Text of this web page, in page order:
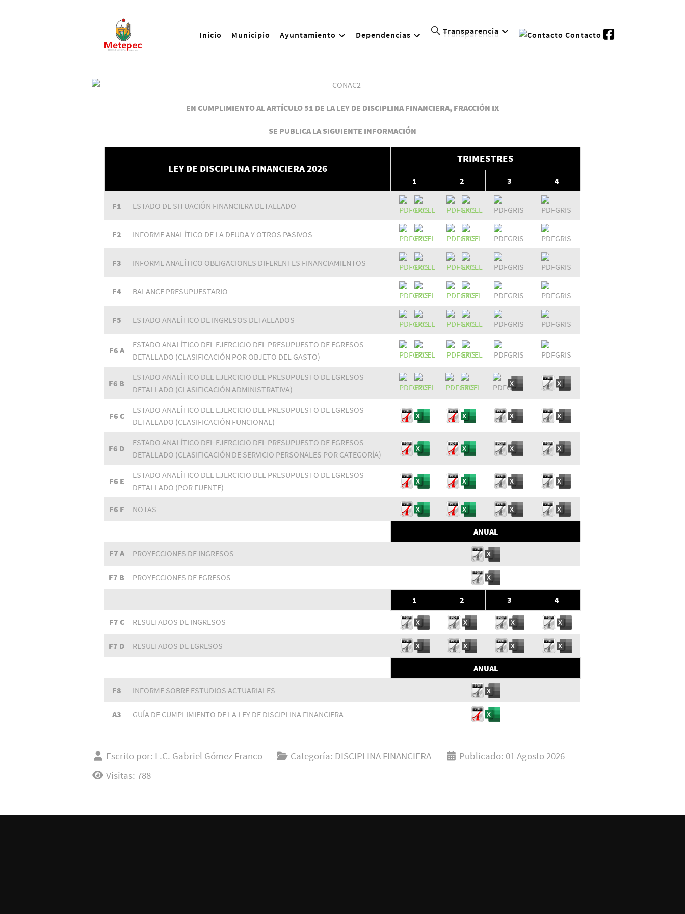
Inicio Municipio Ayuntamiento Dependencias Transparencia Contacto
EN CUMPLIMIENTO AL ARTÍCULO 51 DE LA LEY DE DISCIPLINA FINANCIERA, FRACCIÓN IX
SE PUBLICA LA SIGUIENTE INFORMACIÓN
LEY DE DISCIPLINA FINANCIERA 2026
TRIMESTRES
1 2 3 4
F1 ESTADO DE SITUACIÓN FINANCIERA DETALLADO
F2 INFORME ANALÍTICO DE LA DEUDA Y OTROS PASIVOS
F3 INFORME ANALÍTICO OBLIGACIONES DIFERENTES FINANCIAMIENTOS
F4 BALANCE PRESUPUESTARIO
F5 ESTADO ANALÍTICO DE INGRESOS DETALLADOS
F6 A
ESTADO ANALÍTICO DEL EJERCICIO DEL PRESUPUESTO DE EGRESOS
DETALLADO (CLASIFICACIÓN POR OBJETO DEL GASTO)
F6 B
ESTADO ANALÍTICO DEL EJERCICIO DEL PRESUPUESTO DE EGRESOS
DETALLADO (CLASIFICACIÓN ADMINISTRATIVA)
F6 C
ESTADO ANALÍTICO DEL EJERCICIO DEL PRESUPUESTO DE EGRESOS
DETALLADO (CLASIFICACIÓN FUNCIONAL)
F6 D
ESTADO ANALÍTICO DEL EJERCICIO DEL PRESUPUESTO DE EGRESOS
DETALLADO (CLASIFICACIÓN DE SERVICIO PERSONALES POR CATEGORÍA)
F6 E
ESTADO ANALÍTICO DEL EJERCICIO DEL PRESUPUESTO DE EGRESOS
DETALLADO (POR FUENTE)
F6 F NOTAS
ANUAL
F7 A PROYECCIONES DE INGRESOS
F7 B PROYECCIONES DE EGRESOS
1 2 3 4
F7 C RESULTADOS DE INGRESOS
F7 D RESULTADOS DE EGRESOS
ANUAL
F8 INFORME SOBRE ESTUDIOS ACTUARIALES
A3 GUÍA DE CUMPLIMIENTO DE LA LEY DE DISCIPLINA FINANCIERA
Escrito por: L.C. Gabriel Gómez Franco Categoría: DISCIPLINA FINANCIERA
Publicado: 01 Agosto 2026
Visitas: 788